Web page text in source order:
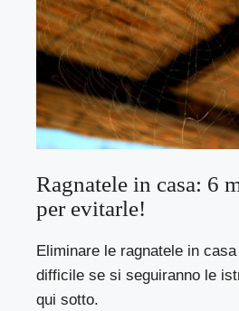
Ragnatele in casa: 6
per evitarle!
Eliminare le ragnatele in
difficile se si seguiranno le
qui sotto.